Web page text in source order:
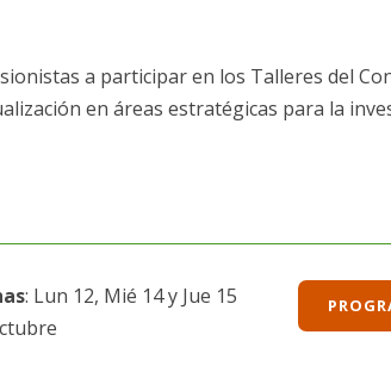
a participar en los Talleres del
en áreas estratégicas para la
: Lun 12, Mié 14 y Jue 15